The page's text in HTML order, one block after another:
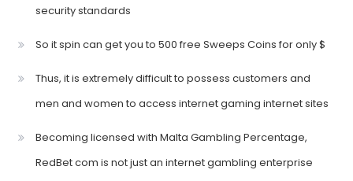
security standards
So it spin can get you to 500 free Sweeps Coins for only $
Thus, it is extremely difficult to possess customers and
men and women to access internet gaming internet sites
Becoming licensed with Malta Gambling Percentage,
RedBet com is not just an internet gambling enterprise